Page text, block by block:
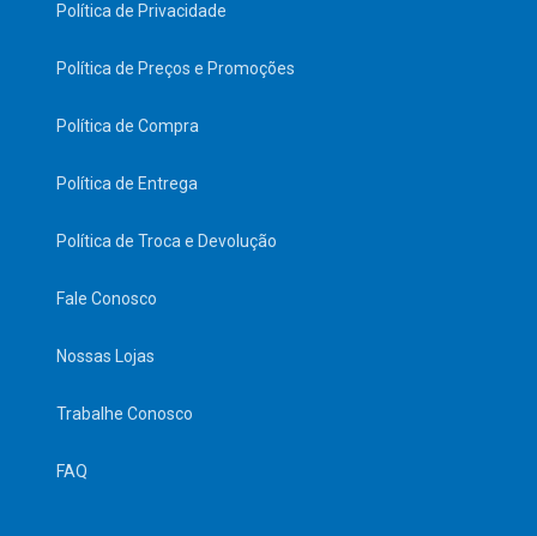
Política de Privacidade
Política de Preços e Promoções
Política de Compra
Política de Entrega
Política de Troca e Devolução
Fale Conosco
Nossas Lojas
Trabalhe Conosco
FAQ